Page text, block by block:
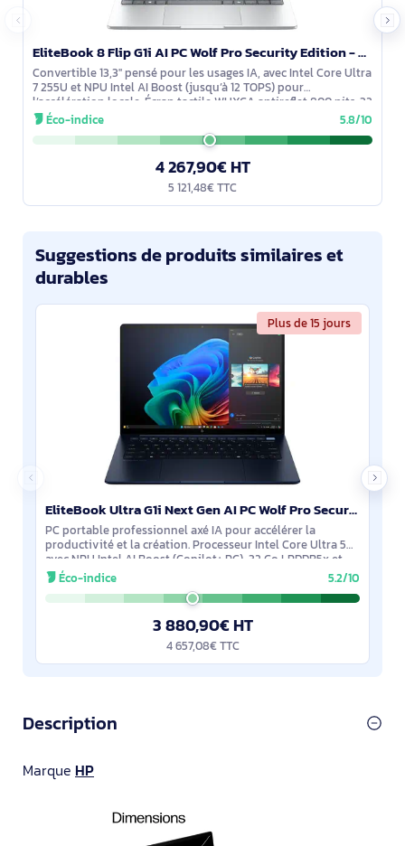
EliteBook 8 Flip G1i AI PC Wolf Pro Security Edition - AD4A5ET#ABF
Convertible 13,3'' pensé pour les usages IA, avec Intel Core Ultra
7 255U et NPU Intel AI Boost (jusqu’à 12 TOPS) pour
l’accélération locale. Écran tactile WUXGA antireflet 800 nits. 32
Go LPDDR5x et
Éco-indice 5.8/10
4 267,90€ HT
5 121,48€ TTC
Suggestions de produits similaires et
durables
Plus de 15 jours
EliteBook Ultra G1i Next Gen AI PC Wolf Pro Security Edition - B66TGAT#ABF
PC portable professionnel axé IA pour accélérer la
productivité et la création. Processeur Intel Core Ultra 5
avec NPU Intel AI Boost (Copilot+ PC), 32 Go LPDDR5x et
SSD 512 Go. Écran tactile 14
Éco-indice 5.2/10
3 880,90€ HT
4 657,08€ TTC
Description
Marque HP